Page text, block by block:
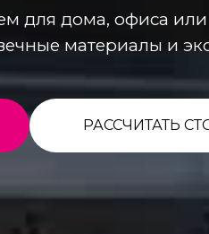
для дома, офиса
материалы и
РАССЧИТАТЬ